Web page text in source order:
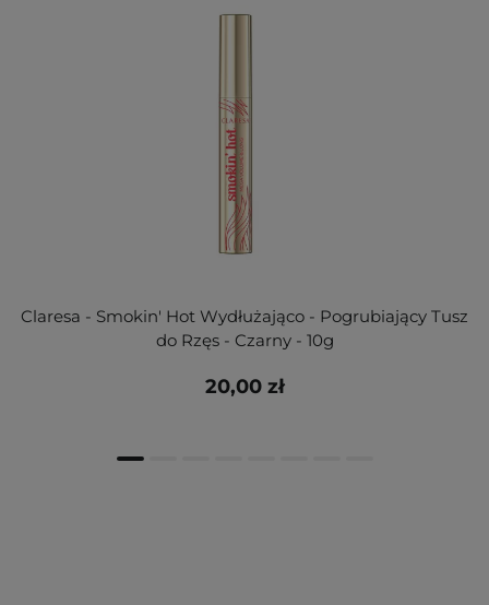
Claresa - Smokin' Hot Wydłużająco - Pogrubiający Tusz
do Rzęs - Czarny - 10g
20,00 zł